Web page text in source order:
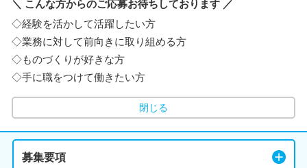
＼ こんな方からのご応募お待ちしております ／
◇経験を活かして活躍したい方
◇業務に対して前向きに取り組める方
◇ものづくりが好きな方
◇手に職をつけて働きたい方
閉じる
募集要項